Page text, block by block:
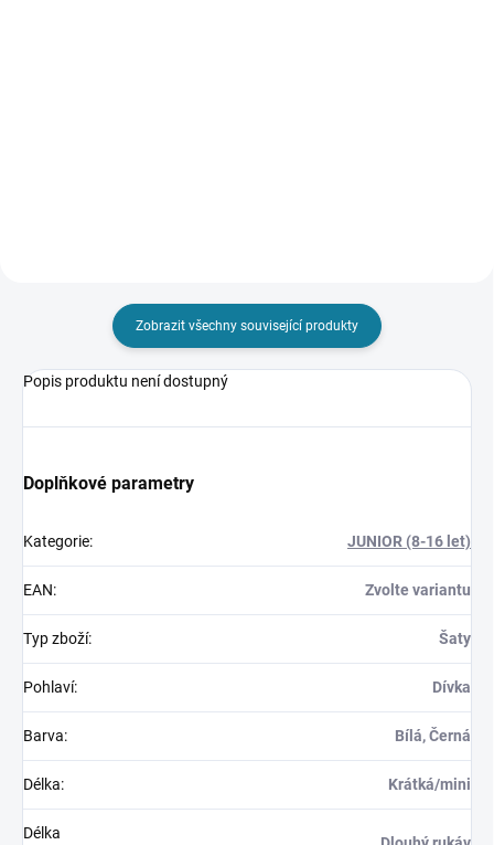
Zobrazit všechny související produkty
Popis produktu není dostupný
Doplňkové parametry
Kategorie: JUNIOR (8-16 let)
EAN: Zvolte variantu
Typ zboží: Šaty
Pohlaví: Dívka
Barva: Bílá, Černá
Délka: Krátká/mini
Délka